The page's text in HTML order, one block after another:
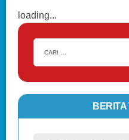
loading...